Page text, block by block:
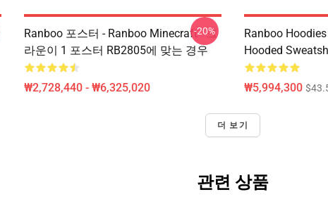
Ranboo 포스터 - Ranboo Minecraft - 크
라운이 1 포스터 RB2805에 맞는 경우
₩2,728,440 - ₩6,325,020
-20%
Ranboo
Hooded
₩5,994,300
더 보기
관련 상품